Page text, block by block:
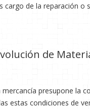
cargo de la reparación o
de
mercancía presupone la
estas condiciones de